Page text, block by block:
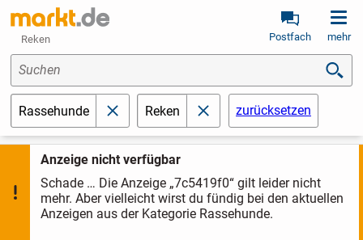
Reken Postfach mehr
Anzeige nicht verfügbar
Schade … Die Anzeige „7c5419f0“ gilt leider nicht
mehr. Aber vielleicht wirst du fündig bei den aktuellen
Anzeigen aus der Kategorie Rassehunde.
Suchen
Rassehunde schließen
Reken schließenzurücksetzen